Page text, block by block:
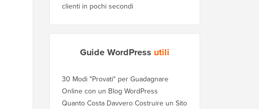
clienti in pochi secondi
Guide WordPress utili
30 Modi "Provati" per Guadagnare
Online con un Blog WordPress
Quanto Costa Davvero Costruire un Sito